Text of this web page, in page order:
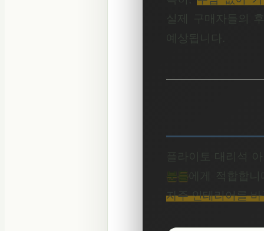
실제 구매자들의
예상됩니다.
플라이토 대리석
분들 에게 적합합
자주 인테리어를